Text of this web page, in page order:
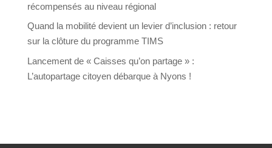
récompensés au niveau régional
Quand la mobilité devient un levier d’inclusion : retour
sur la clôture du programme TIMS
Lancement de « Caisses qu’on partage » :
L’autopartage citoyen débarque à Nyons !